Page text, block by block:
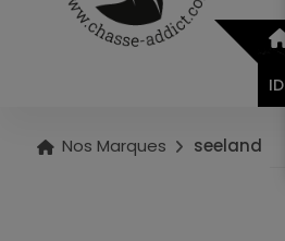
Nos Marques seeland